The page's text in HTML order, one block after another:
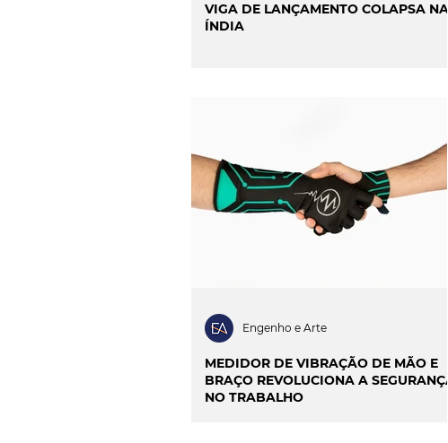
VIGA DE LANÇAMENTO COLAPSA NA
ÍNDIA
MEDIDOR DE VIBRAÇÃO DE MÃO E
BRAÇO REVOLUCIONA A SEGURANÇA
NO TRABALHO
Engenho e Arte